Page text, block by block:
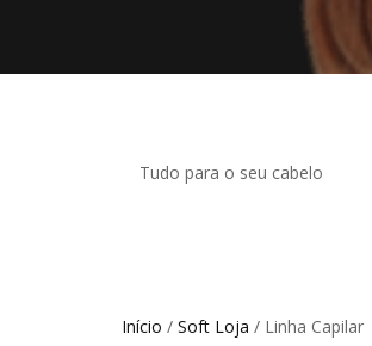
Tudo para o seu cabelo
Início / Soft Loja / Linha Capilar